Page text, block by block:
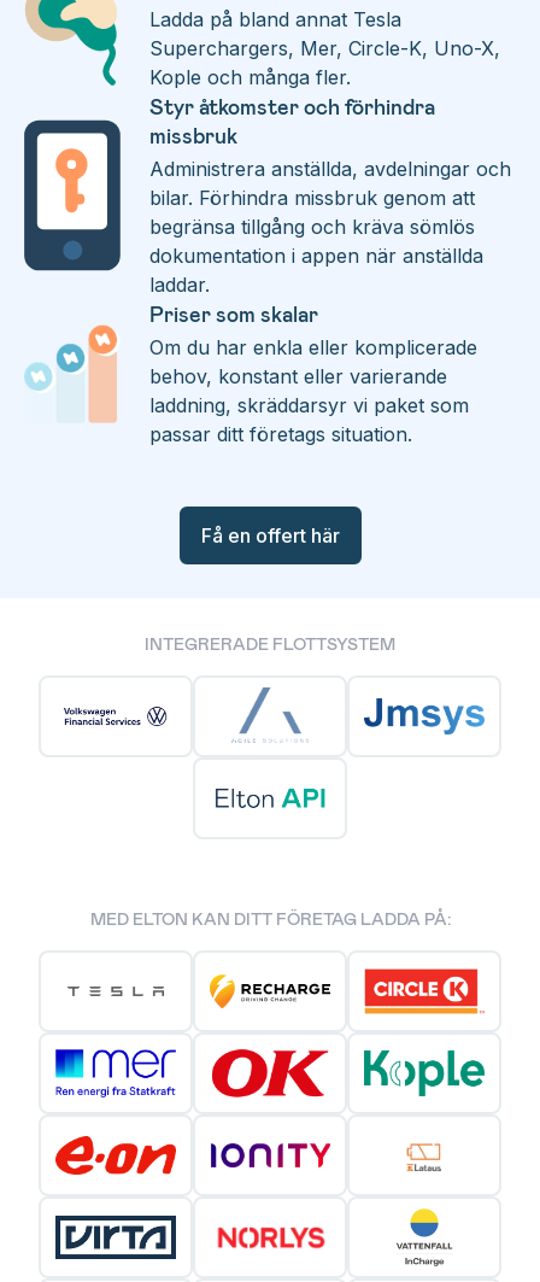
Ladda på bland annat Tesla
Superchargers, Mer, Circle-K, Uno-X,
Kople och många fler.
Styr åtkomster och förhindra
missbruk
Administrera anställda, avdelningar och
bilar. Förhindra missbruk genom att
begränsa tillgång och kräva sömlös
dokumentation i appen när anställda
laddar.
Priser som skalar
Om du har enkla eller komplicerade
behov, konstant eller varierande
laddning, skräddarsyr vi paket som
passar ditt företags situation.
Få en offert här
INTEGRERADE FLOTTSYSTEM
MED ELTON KAN DITT FÖRETAG LADDA PÅ: